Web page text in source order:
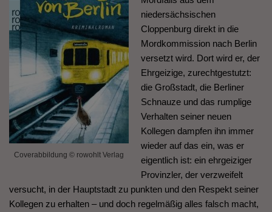
Coverabbildung © rowohlt Verlag
niedersächsischen
Cloppenburg direkt in die
Mordkommission nach Berlin
versetzt wird. Dort wird er, der
Ehrgeizige, zurechtgestutzt:
die Großstadt, die Berliner
Schnauze und das rumplige
Verhalten seiner neuen
Kollegen dampfen ihn immer
wieder auf das ein, was er
eigentlich ist: ein ehrgeiziger
Provinzler, der verzweifelt
versucht, in der Hauptstadt zu punkten und den Respekt seiner
Kollegen zu erhalten – und doch regelmäßig alles falsch macht,